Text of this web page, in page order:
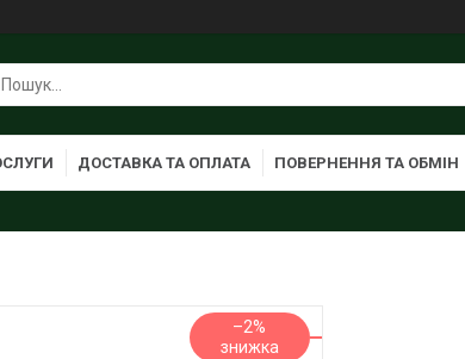
ДОСТАВКА ТА ОПЛАТА ПОВЕРНЕННЯ ТА ОБМІН
–2%